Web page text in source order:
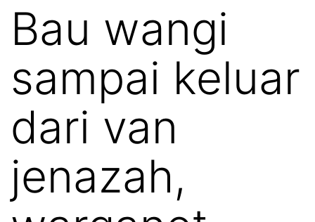
Bau wangi
sampai keluar
dari van
jenazah,